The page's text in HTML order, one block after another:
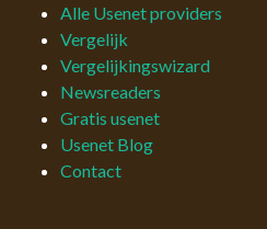
Alle Usenet providers
Vergelijk
Vergelijkingswizard
Newsreaders
Gratis usenet
Usenet Blog
Contact